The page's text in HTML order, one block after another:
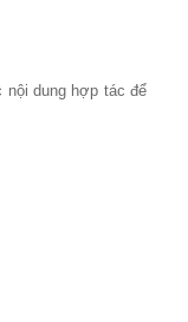
nội dung hợp tác để